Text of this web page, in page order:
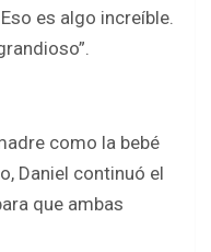
es algo increíble.
como la bebé
Daniel continuó el
que ambas